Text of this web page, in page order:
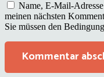
Name, E-Mail-
meinen nächsten
Sie müssen den
Kommentar